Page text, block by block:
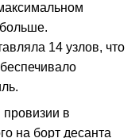
14 узлов, что
в
на борт десанта